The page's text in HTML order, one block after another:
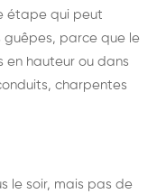
étape qui peut
guêpes, parce que le
en hauteur ou dans
charpentes
le soir, mais pas de